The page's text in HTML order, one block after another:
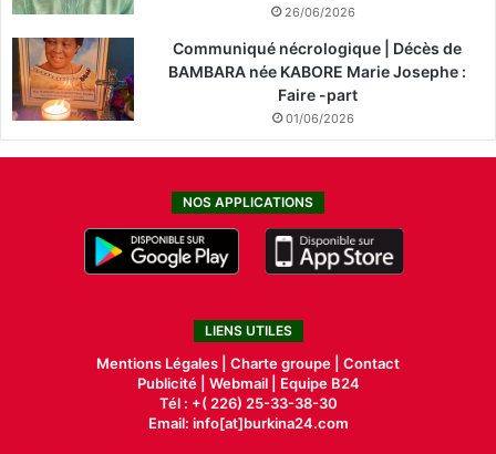
26/06/2026
Communiqué nécrologique | Décès de
BAMBARA née KABORE Marie Josephe :
Faire -part
01/06/2026
NOS APPLICATIONS
LIENS UTILES
Mentions Légales | Charte groupe | Contact
Publicité| Webmail |
Equipe B24
Tél : +( 226) 25-33-38-30
Email: info[at]burkina24.com